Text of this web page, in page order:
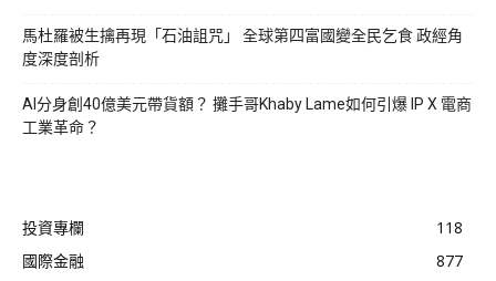
馬杜羅被生擒再現「石油詛咒」 全球第四富國變全民乞食 政經角
度深度剖析
AI分身創40億美元帶貨額？ 攤手哥Khaby Lame如何引爆 IP X 電商
工業革命？
投資專欄
118
國際金融
877